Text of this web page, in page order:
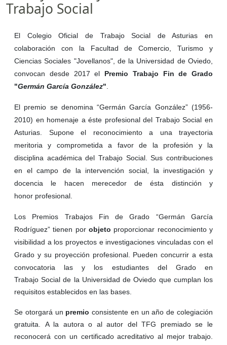
Trabajo Social
El Colegio Oficial de Trabajo Social de Asturias en
colaboración con la Facultad de Comercio, Turismo y
Ciencias Sociales "Jovellanos", de la Universidad de Oviedo,
convocan desde 2017 el Premio Trabajo Fin de Grado
"Germán García González"
El premio se denomina “Germán García González” (1956-
2010) en homenaje a éste profesional del Trabajo Social en
Asturias. Supone el reconocimiento a una trayectoria
meritoria y comprometida a favor de la profesión y la
disciplina académica del Trabajo Social. Sus contribuciones
en el campo de la intervención social, la investigación y
docencia le hacen merecedor de ésta distinción y
honor profesional.
Los Premios Trabajos Fin de Grado “Germán García
Rodríguez” tienen por objeto proporcionar reconocimiento y
visibilidad a los proyectos e investigaciones vinculadas con el
Grado y su proyección profesional. Pueden concurrir a esta
convocatoria las y los estudiantes del Grado en
TrabajoSocial de la Universidad de Oviedo que cumplan los
requisitos establecidos en las bases.
Se otorgará un premioconsistente en un año de colegiación
gratuita
A la autora o al autor del TFG premiado se le
reconocerá con un certificadoacreditativo al mejor trabajo.